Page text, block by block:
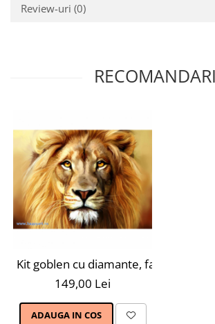
Review-uri (0)
RECOMANDARI
Kit goblen cu diamante, fara sasiu,
149,00 Lei
ADAUGA IN COS